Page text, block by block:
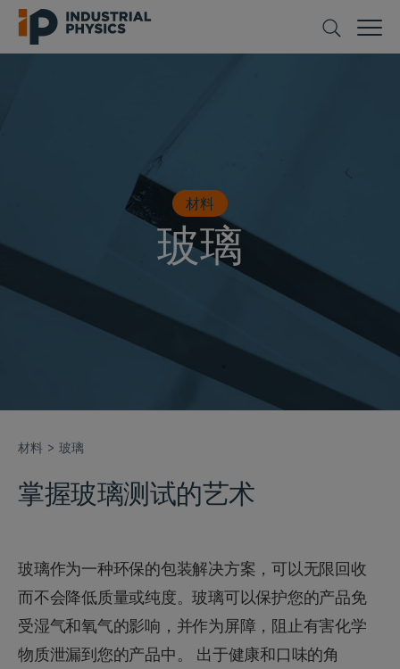
材料
玻璃
材料 玻璃
掌握玻璃测试的艺术
玻璃作为一种环保的包装解决方案，可以无限回收
而不会降低质量或纯度。玻璃可以保护您的产品免
受湿气和氧气的影响，并作为屏障，阻止有害化学
物质泄漏到您的产品中。 出于健康和口味的角